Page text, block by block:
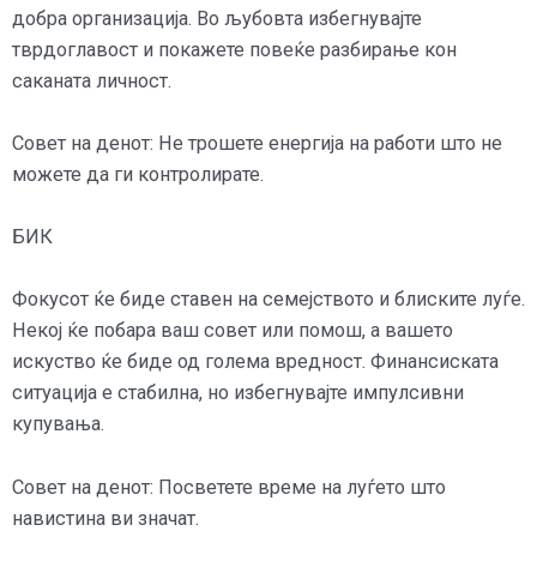
добра организација. Во љубовта избегнувајте
тврдоглавост и покажете повеќе разбирање кон
саканата личност.
Совет на денот: Не трошете енергија на работи што не
можете да ги контролирате.
БИК
Фокусот ќе биде ставен на семејството и блиските луѓе.
Некој ќе побара ваш совет или помош, а вашето
искуство ќе биде од голема вредност. Финансиската
ситуација е стабилна, но избегнувајте импулсивни
купувања.
Совет на денот: Посветете време на луѓето што
навистина ви значат.